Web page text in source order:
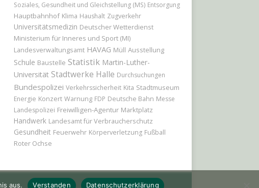
Soziales, Gesundheit und Gleichstellung (MS) Entsorgung
Hauptbahnhof Klima Haushalt Zugverkehr
Universitätsmedizin Deutscher Wetterdienst
Ministerium für Inneres und Sport (MI)
Landesverwaltungsamt HAVAG Müll Ausstellung
Schule Baustelle Statistik Martin-Luther-
Universität Stadtwerke Halle Durchsuchungen
Bundespolizei Verkehrssicherheit Kita Stadtmuseum
Energie Konzert Warnung FDP Deutsche Bahn Messe
Landespolizei Freiwilligen-Agentur Marktplatz
Handwerk Landesamt für Verbraucherschutz
Gesundheit Feuerwehr Körperverletzung Fußball
Roter Ochse
aus. Verstanden Datenschutzerklärung